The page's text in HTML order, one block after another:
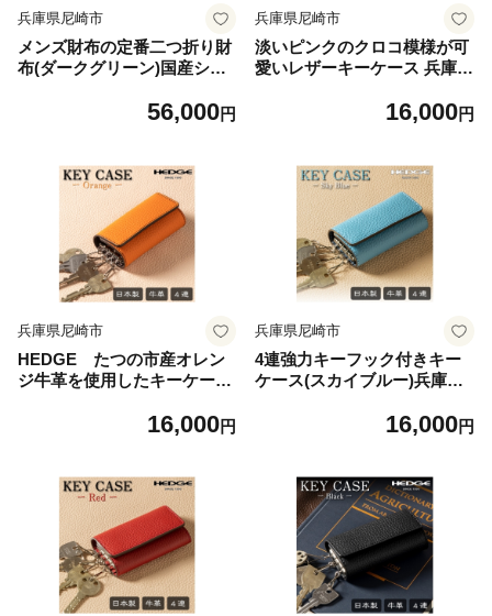
兵庫県尼崎市
メンズ財布の定番二つ折り財
布(ダークグリーン)国産シュ
門店HEDGE【1279399】
56,000円
兵庫県尼崎市
淡いピンクのクロコ模様が可
愛いレザーキーケース 兵庫県
16,000円
兵庫県尼崎市
HEDGE たつの市産オレン
ジ牛革を使用したキーケー
ク型押し【1279451】16,000円
兵庫県尼崎市
4連強力キーフック付きキー
ケース(スカイブルー)兵庫県
EDGE【1279453】16,000円